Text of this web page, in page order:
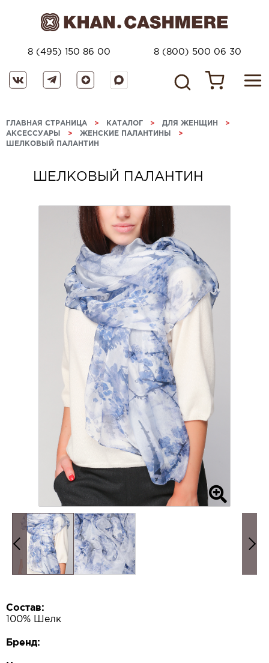
8 (495) 150 86 00 8 (800) 500 06 30
ГЛАВНАЯ СТРАНИЦА > КАТАЛОГ > ДЛЯ ЖЕНЩИН >
АКСЕССУАРЫ > ЖЕНСКИЕ ПАЛАНТИНЫ >
ШЕЛКОВЫЙ ПАЛАНТИН
ШЕЛКОВЫЙ ПАЛАНТИН
Состав:
100% Шелк
Бренд: